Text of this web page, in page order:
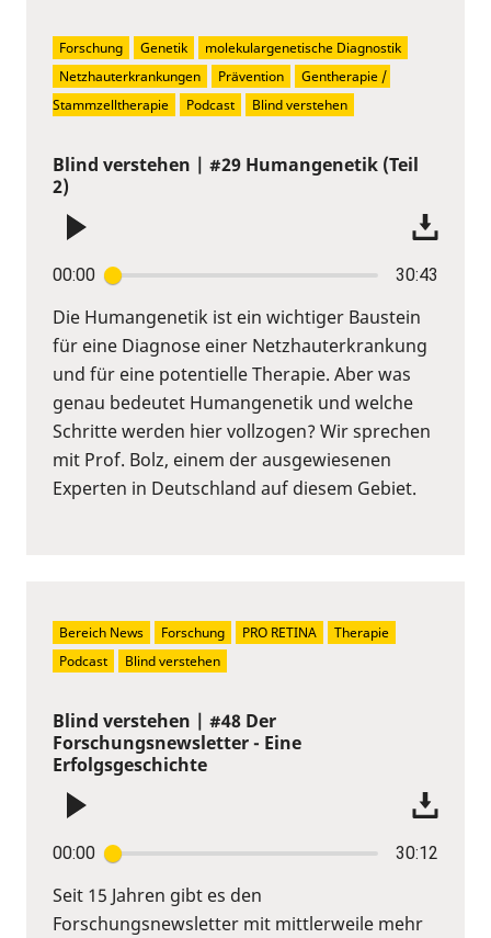
Blind verstehen | #29 Humangenetik (Teil
2)
00:00 30:43
Die Humangenetik ist ein wichtiger Baustein
für eine Diagnose einer Netzhauterkrankung
und für eine potentielle Therapie. Aber was
genau bedeutet Humangenetik und welche
Schritte werden hier vollzogen? Wir sprechen
mit Prof. Bolz, einem der ausgewiesenen
Experten in Deutschland auf diesem Gebiet.
Forschung Genetik
molekulargenetische Diagnostik
Netzhauterkrankungen
Prävention
Gentherapie /
Stammzelltherapie
Podcast Blind verstehen
Blind verstehen | #48 Der
Forschungsnewsletter - Eine
Erfolgsgeschichte
00:00 30:12
Seit 15 Jahren gibt es den
Forschungsnewsletter mit mittlerweile mehr
Bereich News Forschung PRO RETINA
Therapie
Podcast
Blind verstehen